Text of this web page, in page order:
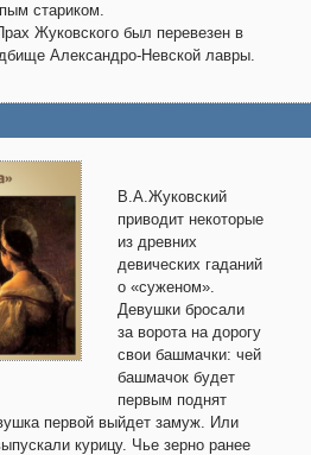
стариком.
Жуковского был перевезен в
Александро-Невской лавры.
В.А.Жуковский
приводит некоторые
из древних
девических гаданий
о «суженом».
Девушки бросали
за ворота на дорогу
свои башмачки: чей
башмачок будет
первым поднят
первой выйдет замуж. Или
курицу. Чье зерно ранее